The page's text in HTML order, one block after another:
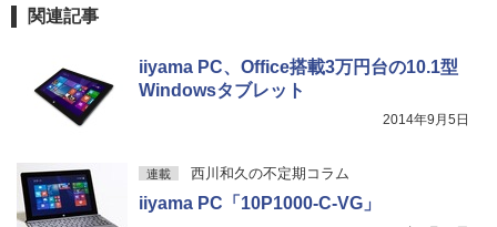
関連記事
iiyama PC、Office搭載3万円台の10.1型
Windowsタブレット
2014年9月5日
連載 西川和久の不定期コラム
iiyama PC「10P1000-C-VG」